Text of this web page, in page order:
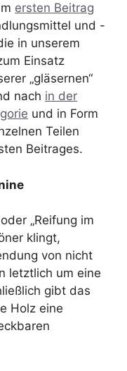
ersten Beitrag
und -
in unserem
Einsatz
„gläsernen“
nach in der
und in Form
Teilen
Beitrages.
„Reifung im
klingt,
von nicht
letztlich um eine
gibt das
Holz eine